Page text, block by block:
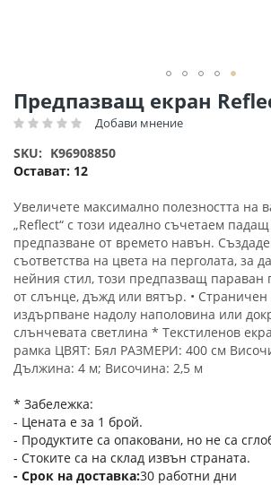
Предпазващ екран
Рейтинг: Добави мнение
Остават: 12
SKU K96908850
Увеличете максимално полезността на
„Reflect“ с този идеално съчетаем
предпазване от времето навън.
съответства на цвета на перголата, за
нейния стил, този предпазващ параван
от слънце, дъжд или вятър. • Страничен
издърпване надолу наполовина или
слънчевата светлина * Текстиленов
рамка ЦВЯТ: Бял РАЗМЕРИ: 400 см
Дължина: 4 м; Височина: 2,5 м
* Забележка:
- Цената е за 1 брой.
- Продуктите са опаковани, но не са
- Стоките са на склад извън страната.
Срок на доставка 30 работни дни
Преминете
към
началото
на
галерия
снимки